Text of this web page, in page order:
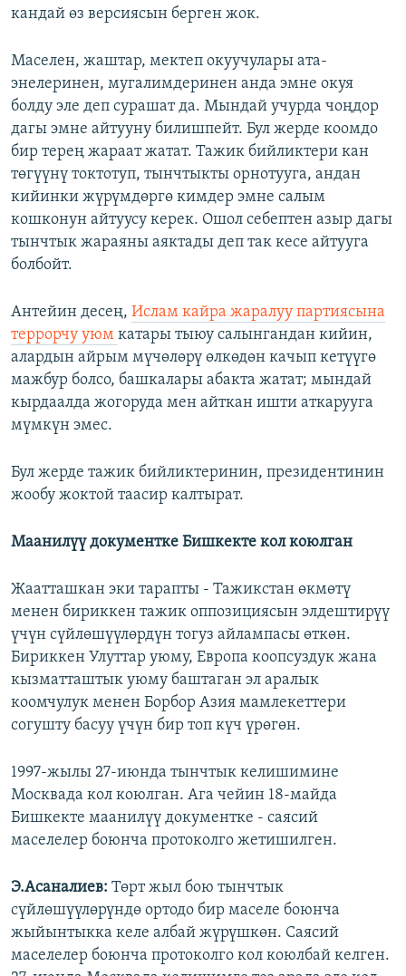
кандай өз версиясын берген жок.
Маселен, жаштар, мектеп окуучулары ата-
энелеринен, мугалимдеринен анда эмне окуя
болду эле деп сурашат да. Мындай учурда чоңдор
дагы эмне айтууну билишпейт. Бул жерде коомдо
бир терең жараат жатат. Тажик бийликтери кан
төгүүнү токтотуп, тынчтыкты орнотууга, андан
кийинки жүрүмдөргө кимдер эмне салым
кошконун айтуусу керек. Ошол себептен азыр дагы
тынчтык жараяны аяктады деп так кесе айтууга
болбойт.
Антейин десең, Ислам кайра жаралуу партиясына
террорчу уюм катары тыюу салынгандан кийин,
алардын айрым мүчөлөрү өлкөдөн качып кетүүгө
мажбур болсо, башкалары абакта жатат; мындай
кырдаалда жогоруда мен айткан ишти аткарууга
мүмкүн эмес.
Бул жерде тажик бийликтеринин, президентинин
жообу жоктой таасир калтырат.
Маанилүү документке Бишкекте кол коюлган
Жаатташкан эки тарапты - Тажикстан өкмөтү
менен бириккен тажик оппозициясын элдештирүү
үчүн сүйлөшүүлөрдүн тогуз айлампасы өткөн.
Бириккен Улуттар уюму, Европа коопсуздук жана
кызматташтык уюму баштаган эл аралык
коомчулук менен Борбор Азия мамлекеттери
согушту басуу үчүн бир топ күч үрөгөн.
1997-жылы 27-июнда тынчтык келишимине
Москвада кол коюлган. Ага чейин 18-майда
Бишкекте маанилүү документке - саясий
маселелер боюнча протоколго жетишилген.
Э.Асаналиев: Төрт жыл бою тынчтык
сүйлөшүүлөрүндө ортодо бир маселе боюнча
жыйынтыкка келе албай жүрүшкөн. Саясий
маселелер боюнча протоколго кол коюлбай келген.